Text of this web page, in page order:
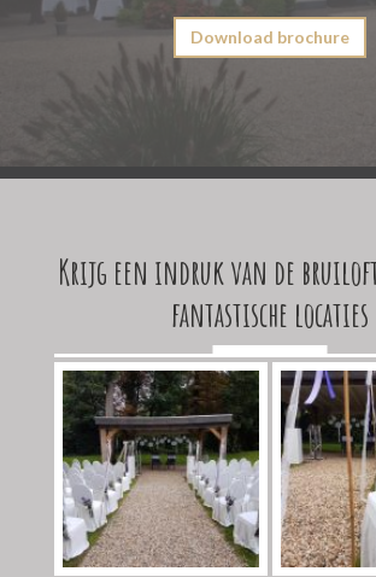
Download brochure
Krijg een indruk van de
fantastische locaties